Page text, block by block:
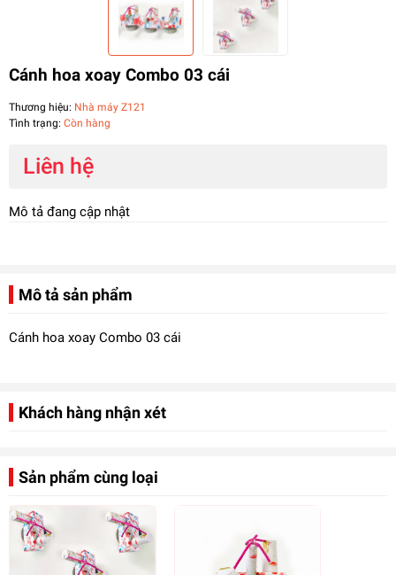
Cánh hoa xoay Combo 03 cái
Thương hiệu: Nhà máy Z121
Tình trạng: Còn hàng
Liên hệ
Mô tả đang cập nhật
Mô tả sản phẩm
Cánh hoa xoay Combo 03 cái
Khách hàng nhận xét
Sản phẩm cùng loại